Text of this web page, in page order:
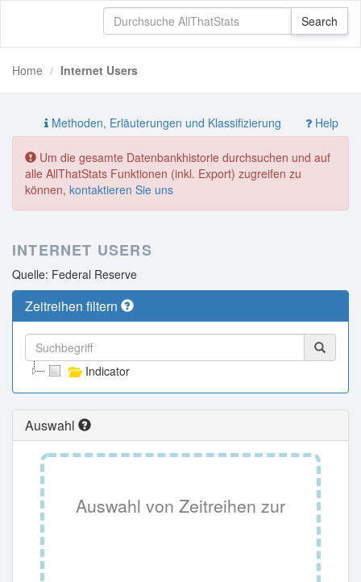
Home Internet Users
Methoden, Erläuterungen und Klassifizierung Help
Um die gesamte Datenbankhistorie durchsuchen und auf
alle AllThatStats Funktionen (inkl. Export) zugreifen zu
können, kontaktieren Sie uns
INTERNET USERS
Quelle: Federal Reserve
Zeitreihen filtern
Indicator
Auswahl
Auswahl von Zeitreihen zur